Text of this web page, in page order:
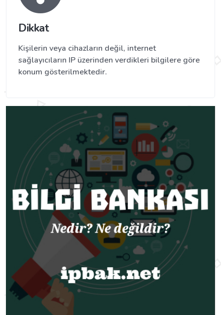
Dikkat
Kişilerin veya cihazların değil, internet
sağlayıcıların IP üzerinden verdikleri bilgilere göre
konum gösterilmektedir.